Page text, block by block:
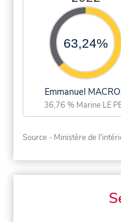
63,24%
Emmanuel
36,76 % Marine LE
Source - Ministère de